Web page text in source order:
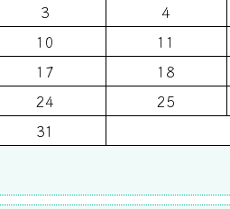
3 4
10 11
17 18
24 25
31